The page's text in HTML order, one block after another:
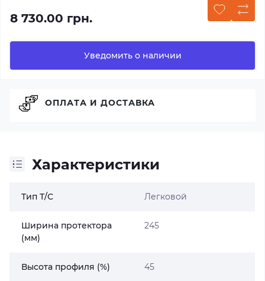
8 730.00 грн.
Уведомить о наличии
Характеристики
Тип Т/С Легковой
Ширина протектора
(мм)
245
Высота профиля (%) 45
ОПЛАТА И ДОСТАВКА